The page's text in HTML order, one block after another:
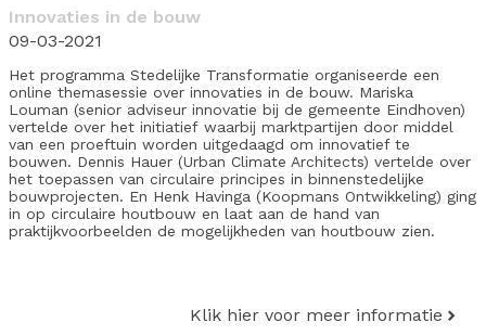
Innovaties in de bouw
09-03-2021
Het programma Stedelijke Transformatie organiseerde een
online themasessie over innovaties in de bouw. Mariska
Louman (senior adviseur innovatie bij de gemeente Eindhoven)
vertelde over het initiatief waarbij marktpartijen door middel
van een proeftuin worden uitgedaagd om innovatief te
bouwen. Dennis Hauer (Urban Climate Architects) vertelde over
het toepassen van circulaire principes in binnenstedelijke
bouwprojecten. En Henk Havinga (Koopmans Ontwikkeling) ging
in op circulaire houtbouw en laat aan de hand van
praktijkvoorbeelden de mogelijkheden van houtbouw zien.
Klik hier voor meer informatie